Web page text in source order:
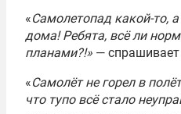
«Самолетопад какой-то,
дома! Ребята, всё ли
планами?!» —
«Самолёт не горел в
что тупо всё стало